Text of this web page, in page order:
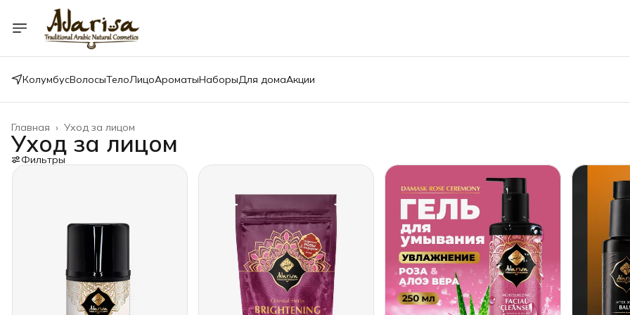
КолумбусВолосыТелоЛицоАроматыНаборыДля домаАкции
Уход за лицом
Главная ›
Уход за лицом
Фильтры